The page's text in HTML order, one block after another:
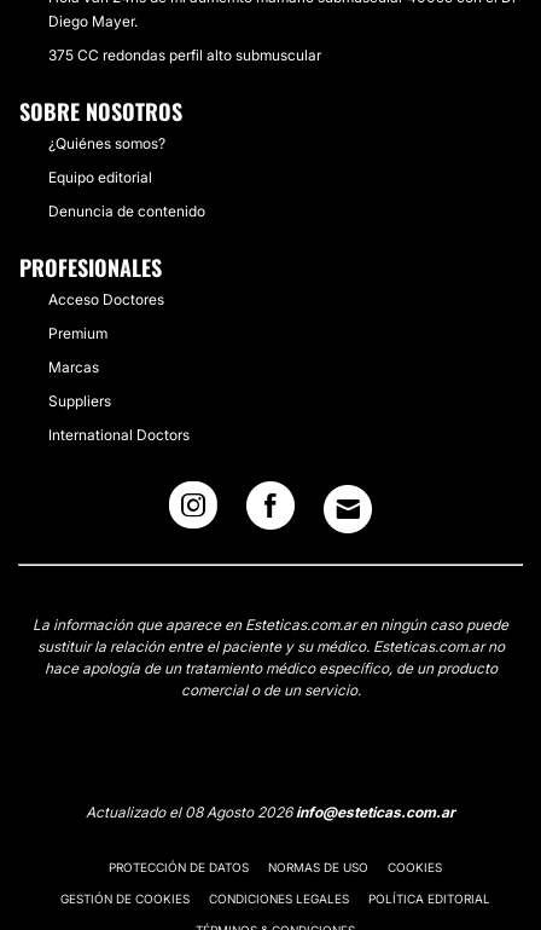
Diego Mayer.
375 CC redondas perfil alto submuscular
SOBRE NOSOTROS
¿Quiénes somos?
Equipo editorial
Denuncia de contenido
PROFESIONALES
Acceso Doctores
Premium
Marcas
Suppliers
International Doctors
La información que aparece en Esteticas.com.ar en ningún caso puede
sustituir la relación entre el paciente y su médico. Esteticas.com.ar no
hace apología de un tratamiento médico específico, de un producto
comercial o de un servicio.
Actualizado el 08 Agosto 2026info@esteticas.com.ar
PROTECCIÓN DE DATOS NORMAS DE USO COOKIES
GESTIÓN DE COOKIES CONDICIONES LEGALES POLÍTICA EDITORIAL